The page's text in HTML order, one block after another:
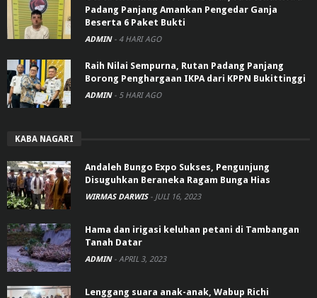
Padang Panjang Amankan Pengedar Ganja
Beserta 6 Paket Bukti
ADMIN - 4 HARI AGO
Raih Nilai Sempurna, Rutan Padang Panjang
Borong Penghargaan IKPA dari KPPN Bukittinggi
ADMIN - 5 HARI AGO
KABA NAGARI
Andaleh Bungo Expo Sukses, Pengunjung
Disuguhkan Beraneka Ragam Bunga Hias
WIRMAS DARWIS - JULI 16, 2023
Hama dan irigasi keluhan petani di Tambangan
Tanah Datar
ADMIN - APRIL 3, 2023
Lenggang suara anak-anak, Wabup Richi